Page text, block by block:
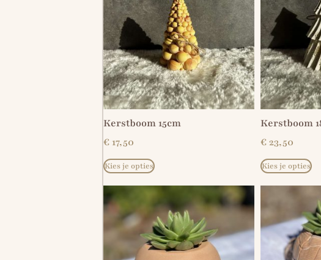
Kerstboom 15cm
€17,50
Kies je opties
Kerstboom
€23,50
Kies je opties